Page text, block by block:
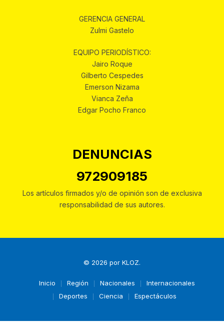
GERENCIA GENERAL
Zulmi Gastelo
EQUIPO PERIODÍSTICO:
Jairo Roque
Gilberto Cespedes
Emerson Nizama
Vianca Zeña
Edgar Pocho Franco
DENUNCIAS
972909185
Los artículos firmados y/o de opinión son de exclusiva
responsabilidad de sus autores.
© 2026 por KLOZ.
Inicio Región Nacionales
Internacionales
Deportes
Ciencia Espectáculos